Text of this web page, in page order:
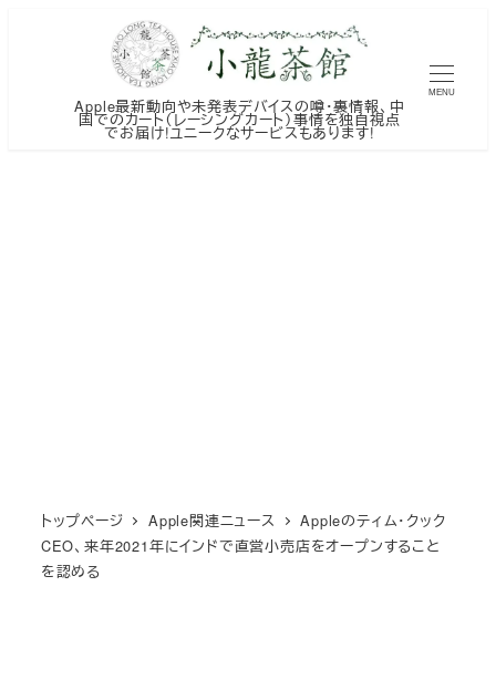
Apple最新動向や未発表デバイスの噂・裏情報、中
国でのカート（レーシングカート）事情を独自視点
でお届け!ユニークなサービスもあります!
MENU
トップページ Apple関連ニュース
Appleのティム・クック
CEO、来年2021年にインドで直営小売店をオープンすること
を認める